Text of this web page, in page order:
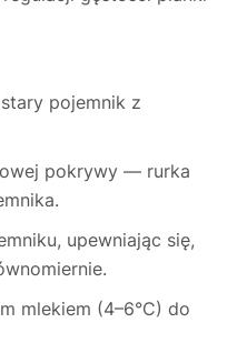
pojemnik z
pokrywy — rurka
upewniając się,
mlekiem (4–6°C) do